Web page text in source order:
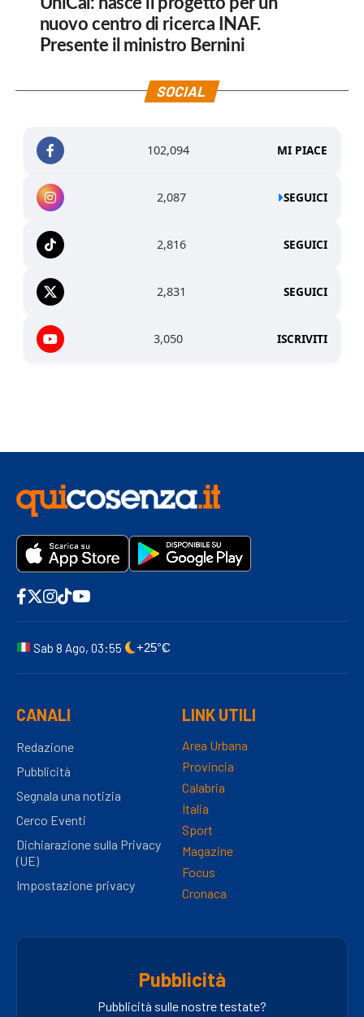
nuovo centro di ricerca INAF.
Presente il ministro Bernini
SOCIAL
102,094 MI PIACE
2,087 SEGUICI
2,816 SEGUICI
2,831 SEGUICI
3,050 ISCRIVITI
Sab 8 Ago, 03:55 +25°C
CANALI
Redazione
Pubblicità
Segnala una notizia
Cerco Eventi
Dichiarazione sulla Privacy
(UE)
Impostazione privacy
LINK UTILI
Area Urbana
Provincia
Calabria
Italia
Sport
Magazine
Focus
Cronaca
Pubblicità
Pubblicità sulle nostre testate?